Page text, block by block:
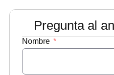
Pregunta al
Nombre